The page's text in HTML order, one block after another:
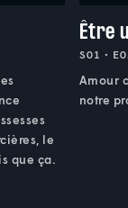
le
que ça.
Être
S01 •
Amour
notre